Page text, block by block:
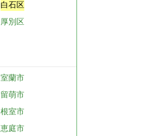
白石区
厚別区
室蘭市
留萌市
根室市
恵庭市